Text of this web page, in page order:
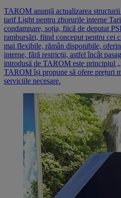
TAROM anunță actualizarea
tarif Light pentru zborurile interne
condamnare, soția, fiică de deputat
rambursări, fiind conceput pentru cei
mai flexibile, rămân disponibile,
interne, fără restricții, astfel încât
introdusă de TAROM este principiul
TAROM își propune să ofere prețuri
serviciile necesare.